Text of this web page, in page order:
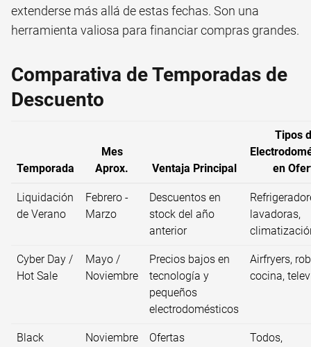
extenderse más allá de estas fechas. Son una
herramienta valiosa para financiar compras grandes.
Comparativa de Temporadas de
Descuento
Temporada
Mes
Aprox.
Ventaja Principal
Tipos
en
Liquidación
de Verano
Febrero -
Marzo
Descuentos en
stock del año
anterior
lavadoras,
Cyber Day /
Hot Sale
Mayo /
Noviembre
Precios bajos en
tecnología y
pequeños
electrodomésticos
Airfryers,
cocina,
Black
Noviembre
Ofertas
Todos,